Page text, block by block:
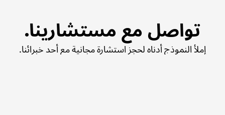
تواصل مع مستشارينا.
إملأ النموذج أدناه لحجز استشارة مجانية مع أحد خبرائنا.